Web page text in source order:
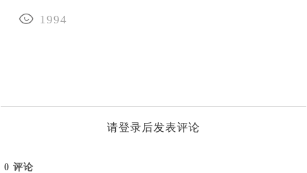
1994
请登录后发表评论
0 评论